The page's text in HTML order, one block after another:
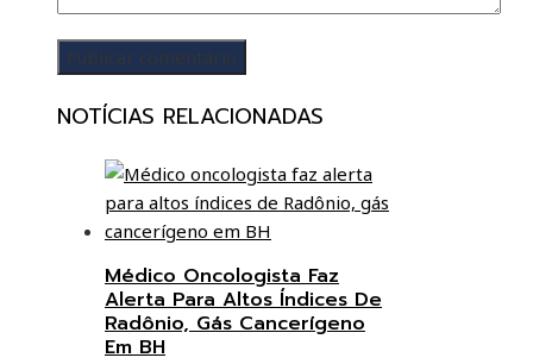
NOTÍCIAS RELACIONADAS
Médico Oncologista Faz
Alerta Para Altos Índices De
Radônio, Gás Cancerígeno
Em BH